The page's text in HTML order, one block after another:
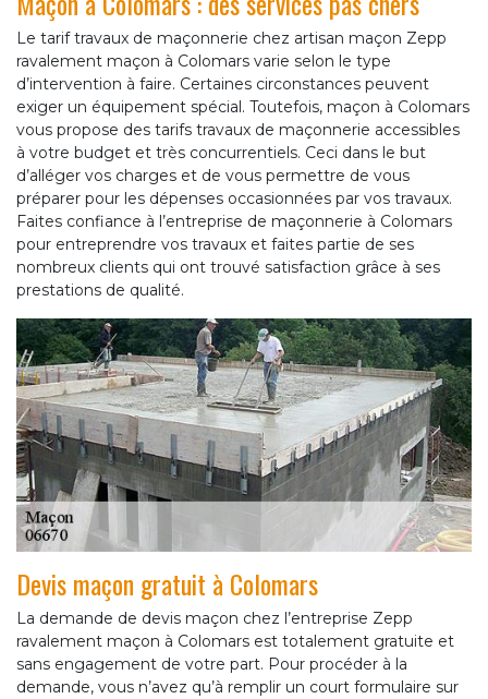
Le tarif travaux de maçonnerie chez artisan maçon Zepp
ravalement maçon à Colomars varie selon le type
d’intervention à faire. Certaines circonstances peuvent
exiger un équipement spécial. Toutefois, maçon à Colomars
vous propose des tarifs travaux de maçonnerie accessibles
à votre budget et très concurrentiels. Ceci dans le but
d’alléger vos charges et de vous permettre de vous
préparer pour les dépenses occasionnées par vos travaux.
Faites confiance à l’entreprise de maçonnerie à Colomars
pour entreprendre vos travaux et faites partie de ses
nombreux clients qui ont trouvé satisfaction grâce à ses
prestations de qualité.
Devis maçon gratuit à Colomars
La demande de devis maçon chez l’entreprise Zepp
ravalement maçon à Colomars est totalement gratuite et
sans engagement de votre part. Pour procéder à la
demande, vous n’avez qu’à remplir un court formulaire sur